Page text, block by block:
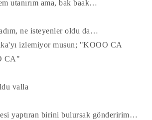
utanırım ama, bak baak…
ne isteyenler oldu da…
izlemiyor musun; "KOOO CA
CA"
valla
yaptıran birini bulursak gönderirim…